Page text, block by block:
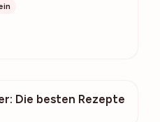
25.3k
Die besten Rezepte